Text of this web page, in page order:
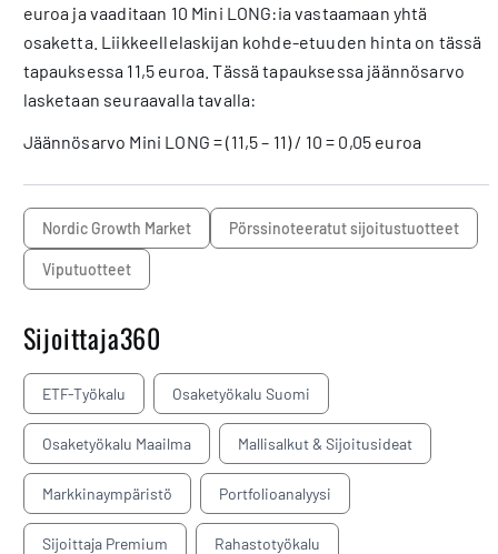
euroa ja vaaditaan 10 Mini LONG:ia vas­taamaan yhtä
osaketta. Liikkeellelaskijan kohde-etuuden hinta on tässä
tapaukses­sa 11,5 euroa. Tässä tapauksessa jään­nösarvo
lasketaan seuraavalla tavalla:
Jäännösarvo Mini LONG = (11,5 – 11) / 10 = 0,05 euroa
Nordic Growth Market pörssinoteeratut sijoitustuotteet
viputuotteet
Sijoittaja360
ETF-Työkalu Osaketyökalu Suomi
Osaketyökalu Maailma Mallisalkut & Sijoitusideat
Markkinaympäristö Portfolioanalyysi
Sijoittaja Premium Rahastotyökalu